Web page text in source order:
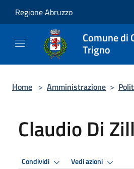
Regione Abruzzo
Comune di
Trigno
Home > Amministrazione >
Claudio Di
Condividi Vedi azioni